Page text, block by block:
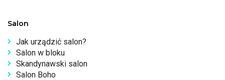
Salon
Jak urządzić salon?
Salon w bloku
Skandynawski salon
Salon Boho